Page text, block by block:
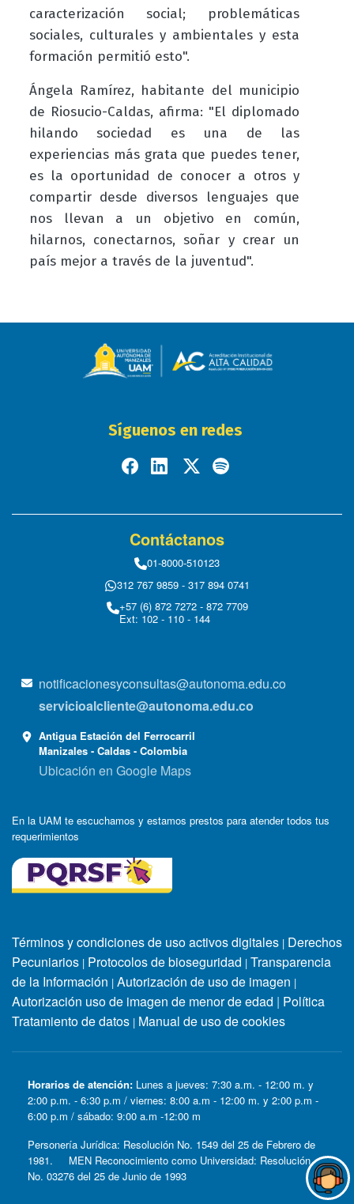
caracterización social; problemáticas
sociales, culturales y ambientales y esta
formación permitió esto".
Ángela Ramírez, habitante del municipio
de Riosucio-Caldas, afirma: "El diplomado
hilando sociedad es una de las
experiencias más grata que puedes tener,
es la oportunidad de conocer a otros y
compartir desde diversos lenguajes que
nos llevan a un objetivo en común,
hilarnos, conectarnos, soñar y crear un
país mejor a través de la juventud".
Síguenos en redes
Contáctanos
01-8000-510123
312 767 9859 - 317 894 0741
+57 (6) 872 7272 - 872 7709
Ext: 102 - 110 - 144
notificacionesyconsultas@autonoma.edu.co
servicioalcliente@autonoma.edu.co
Antigua Estación del Ferrocarril
Manizales - Caldas - Colombia
Ubicación en Google Maps
En la UAM te escuchamos y estamos prestos para atender todos tus
requerimientos
Términos y condiciones de uso activos digitales | Derechos
Pecuniarios | Protocolos de bioseguridad | Transparencia
de la Información | Autorización de uso de imagen |
Autorización uso de imagen de menor de edad | Política
Tratamiento de datos | Manual de uso de cookies
Horarios de atención: Lunes a jueves: 7:30 a.m. - 12:00 m. y
2:00 p.m. - 6:30 p.m / viernes: 8:00 a.m - 12:00 m. y 2:00 p.m -
6:00 p.m / sábado: 9:00 a.m -12:00 m
Personería Jurídica: Resolución No. 1549 del 25 de Febrero de
1981. MEN Reconocimiento como Universidad: Resolución
No. 03276 del 25 de Junio de 1993